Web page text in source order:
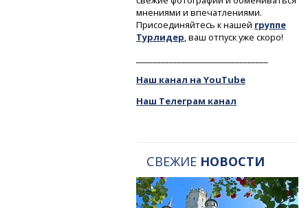
мнениями и впечатлениями.
Присоединяйтесь к нашей группе
Турлидер, ваш отпуск уже скоро!
Наш канал на YouTube
Наш Телеграм канал
СВЕЖИЕ НОВОСТИ